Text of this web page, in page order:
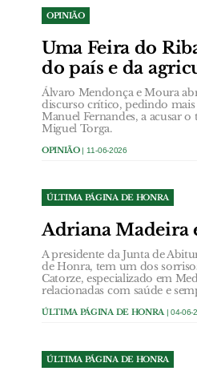
OPINIÃO
Uma Feira do
do país e da
Álvaro Mendonça e Moura
discurso crítico, pedindo
Manuel Fernandes, a acusar
Miguel Torga.
OPINIÃO| 11-06-2026
ÚLTIMA PÁGINA DE HONRA
Adriana Madeira
A presidente da Junta de
de Honra, tem um dos
Catorze, especializado em
relacionadas com saúde e
ÚLTIMA PÁGINA DE HONRA| 04-06-
ÚLTIMA PÁGINA DE HONRA